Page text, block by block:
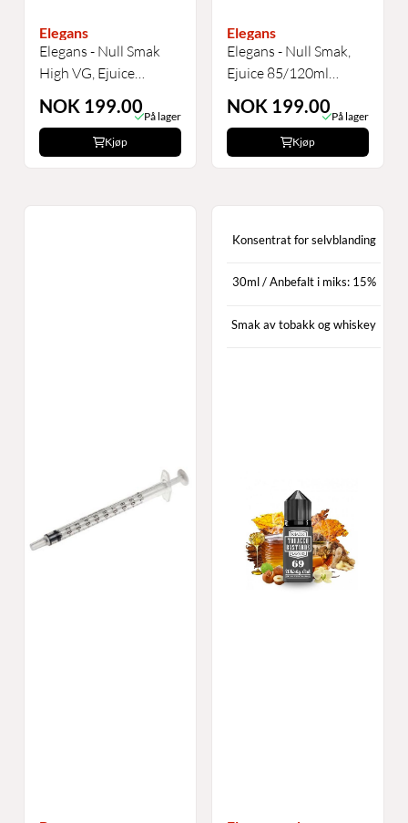
Elegans
Elegans - Null Smak
High VG, Ejuice
85/120ml
NOK 199.00 På lager
Kjøp
Elegans
Elegans - Null Smak,
Ejuice 85/120ml
65%VG
NOK 199.00 På lager
Kjøp
Konsentrat for selvblanding
30ml / Anbefalt i miks: 15%
Smak av tobakk og whiskey